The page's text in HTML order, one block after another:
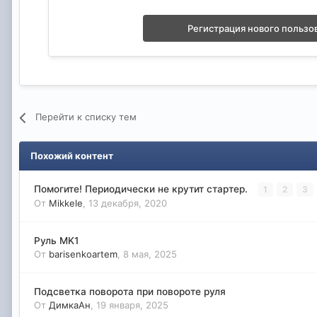
Регистрация нового
Перейти к списку тем
Похожий контент
Помогите! Периодически не крутит стартер. 1 2 3
От Mikkele 13 декабря, 2020
Руль MK1
От barisenkoartem 8 мая, 2025
Подсветка поворота при повороте руля
От ДимкаАн 19 января, 2025